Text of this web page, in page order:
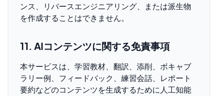
ンス、リバースエンジニアリング、または派生物
を作成することはできません。
11. AIコンテンツに関する免責事項
本サービスは、学習教材、翻訳、添削、ボキャブ
ラリー例、フィードバック、練習会話、レポート
要約などのコンテンツを生成するために人工知能